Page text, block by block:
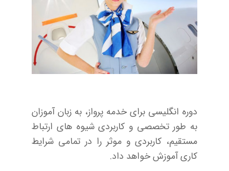
دوره انگلیسی برای خدمه پرواز، به زبان آموزان
به طور تخصصی و کاربردی شیوه های ارتباط
مستقیم، کاربردی و موثر را در تمامی شرایط
کاری آموزش خواهد داد.